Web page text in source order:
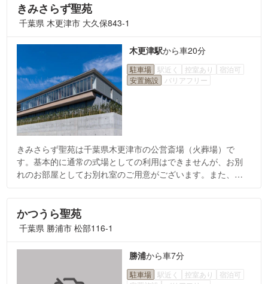
きみさらず聖苑
千葉県 木更津市 大久保843-1
木更津駅から車20分
駐車場 駅近く 控室あり
宿泊可
安置施設
バリアフリー
きみさらず聖苑は千葉県木更津市の公営斎場（火葬場）で
す。基本的に通常の式場としての利用はできませんが、お別
れのお部屋としてお別れ室のご用意がございます。また、式
いますので、火葬までの期間のご遺体の安置が可能です。
かつうら聖苑
千葉県 勝浦市 松部116-1
勝浦から車7分
駐車場 駅近く 控室あり
宿泊可